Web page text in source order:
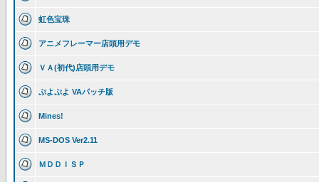
虹色宝珠
アニメフレーマー店頭用デモ
ＶＡ(初代)店頭用デモ
ぷよぷよ VAパッチ版
Mines!
MS-DOS Ver2.11
ＭＤＤＩＳＰ